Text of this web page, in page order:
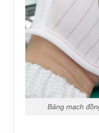
Bảng mạch